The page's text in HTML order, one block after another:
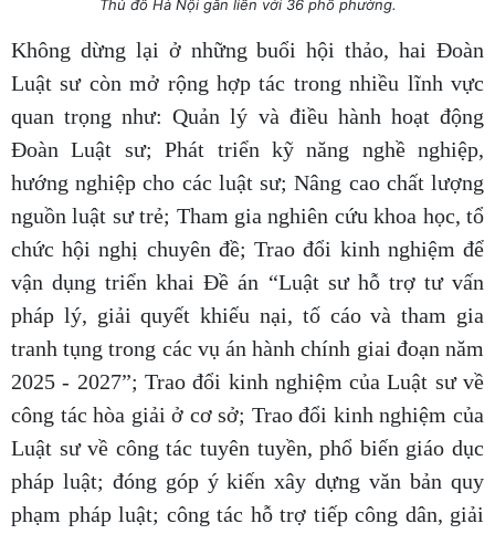
Thủ đô Hà Nội gắn liền với 36 phố phường.
Không dừng lại ở những buổi hội thảo, hai Đoàn
Luật sư còn mở rộng hợp tác trong nhiều lĩnh vực
quan trọng như: Quản lý và điều hành hoạt động
Đoàn Luật sư; Phát triển kỹ năng nghề nghiệp,
hướng nghiệp cho các luật sư; Nâng cao chất lượng
nguồn luật sư trẻ; Tham gia nghiên cứu khoa học, tổ
chức hội nghị chuyên đề; Trao đổi kinh nghiệm để
vận dụng triển khai Đề án “Luật sư hỗ trợ tư vấn
pháp lý, giải quyết khiếu nại, tố cáo và tham gia
tranh tụng trong các vụ án hành chính giai đoạn năm
2025 - 2027”; Trao đổi kinh nghiệm của Luật sư về
công tác hòa giải ở cơ sở; Trao đổi kinh nghiệm của
Luật sư về công tác tuyên tuyền, phổ biến giáo dục
pháp luật; đóng góp ý kiến xây dựng văn bản quy
phạm pháp luật; công tác hỗ trợ tiếp công dân, giải